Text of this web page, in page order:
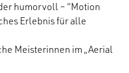
humorvoll – “Motion
Erlebnis für alle
Meisterinnen im „Aerial